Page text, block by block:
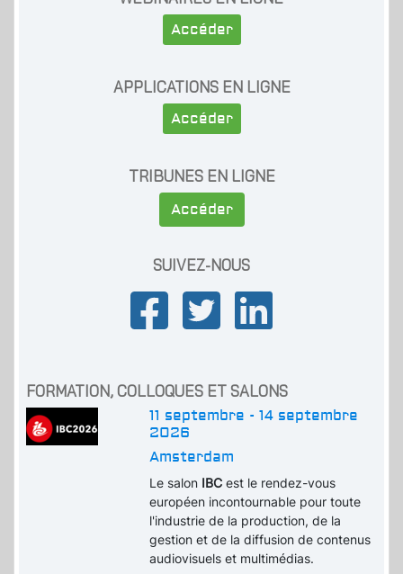
Accéder
APPLICATIONS EN LIGNE
Accéder
TRIBUNES EN LIGNE
Accéder
SUIVEZ-NOUS
FORMATION, COLLOQUES ET SALONS
11 septembre - 14 septembre
2026
Amsterdam
Le salon IBCest le rendez-vous
européen incontournable pour toute
l'industrie de la production, de la
gestion et de la diffusion de contenus
audiovisuels et multimédias.